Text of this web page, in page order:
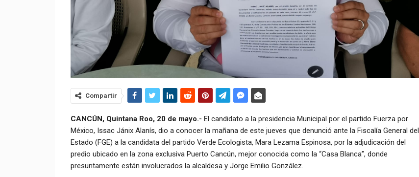
Compartir
CANCÚN, Quintana Roo, 20 de mayo.- El candidato a la presidencia Municipal por el partido Fuerza por
México, Issac Jánix Alanís, dio a conocer la mañana de este jueves que denunció ante la Fiscalía General del
Estado (FGE) a la candidata del partido Verde Ecologista, Mara Lezama Espinosa, por la adjudicación del
predio ubicado en la zona exclusiva Puerto Cancún, mejor conocida como la “Casa Blanca”, donde
presuntamente están involucrados la alcaldesa y Jorge Emilio González.